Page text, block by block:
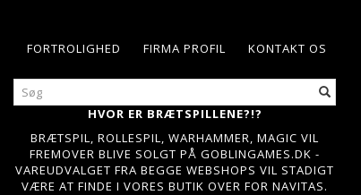
KONTAKT OS
FIRMA PROFIL
FORTROLIGHED
HVOR ER BRÆTSPILLENE?!?
BRÆTSPIL, ROLLESPIL, WARHAMMER, MAGIC VIL
FREMOVER BLIVE SOLGT PÅ GOBLINGAMES.DK -
VAREUDVALGET FRA BEGGE WEBSHOPS VIL STADIGT
VÆRE AT FINDE I VORES BUTIK OVER FOR NAVITAS.